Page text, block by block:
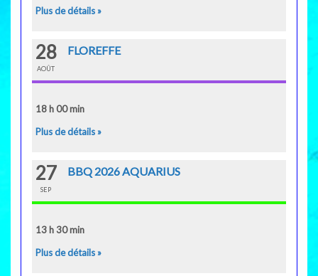
Plus de détails »
28
AOÛT
FLOREFFE
18 h 00 min
Plus de détails »
27
SEP
BBQ 2026 AQUARIUS
13 h 30 min
Plus de détails »